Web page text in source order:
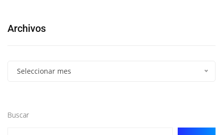
Archivos
Seleccionar mes
Buscar